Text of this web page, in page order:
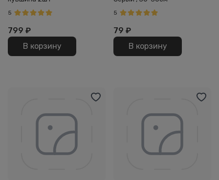
5
799 ₽
В корзину
5
79 ₽
В корзину